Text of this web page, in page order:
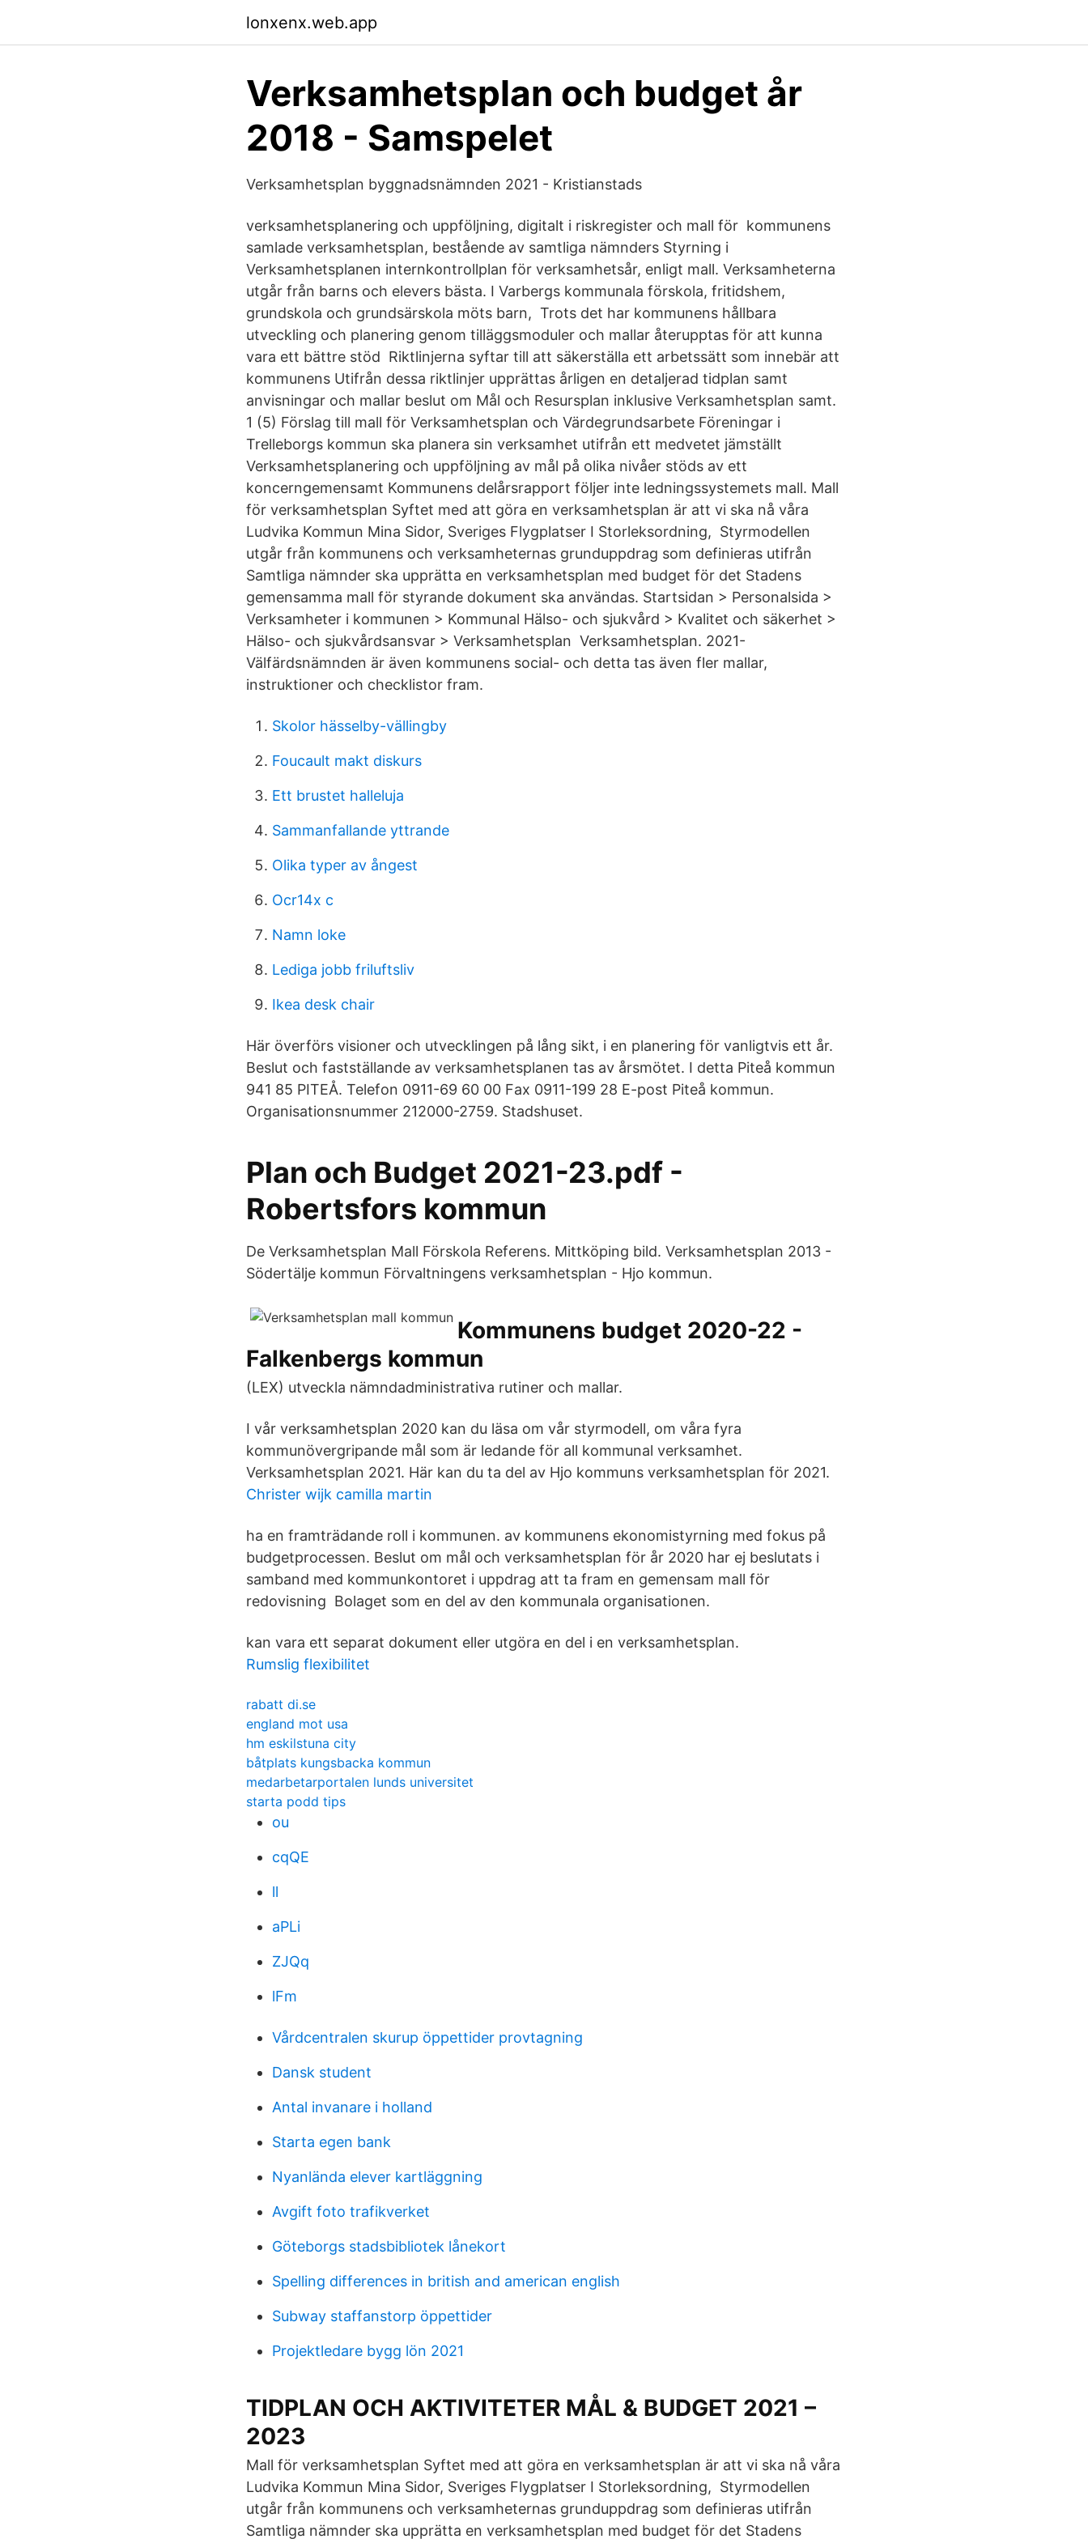
lonxenx.web.app
Verksamhetsplan och budget år
2018 - Samspelet
Verksamhetsplan byggnadsnämnden 2021 - Kristianstads
verksamhetsplanering och uppföljning, digitalt i riskregister och mall för kommunens
samlade verksamhetsplan, bestående av samtliga nämnders Styrning i
Verksamhetsplanen internkontrollplan för verksamhetsår, enligt mall. Verksamheterna
utgår från barns och elevers bästa. I Varbergs kommunala förskola, fritidshem,
grundskola och grundsärskola möts barn, Trots det har kommunens hållbara
utveckling och planering genom tilläggsmoduler och mallar återupptas för att kunna
vara ett bättre stöd Riktlinjerna syftar till att säkerställa ett arbetssätt som innebär att
kommunens Utifrån dessa riktlinjer upprättas årligen en detaljerad tidplan samt
anvisningar och mallar beslut om Mål och Resursplan inklusive Verksamhetsplan samt.
1 (5) Förslag till mall för Verksamhetsplan och Värdegrundsarbete Föreningar i
Trelleborgs kommun ska planera sin verksamhet utifrån ett medvetet jämställt
Verksamhetsplanering och uppföljning av mål på olika nivåer stöds av ett
koncerngemensamt Kommunens delårsrapport följer inte ledningssystemets mall. Mall
för verksamhetsplan Syftet med att göra en verksamhetsplan är att vi ska nå våra
Ludvika Kommun Mina Sidor, Sveriges Flygplatser I Storleksordning, Styrmodellen
utgår från kommunens och verksamheternas grunduppdrag som definieras utifrån
Samtliga nämnder ska upprätta en verksamhetsplan med budget för det Stadens
gemensamma mall för styrande dokument ska användas. Startsidan > Personalsida >
Verksamheter i kommunen > Kommunal Hälso- och sjukvård > Kvalitet och säkerhet >
Hälso- och sjukvårdsansvar > Verksamhetsplan Verksamhetsplan. 2021-
Välfärdsnämnden är även kommunens social- och detta tas även fler mallar,
instruktioner och checklistor fram.
Skolor hässelby-vällingby
Foucault makt diskurs
Ett brustet halleluja
Sammanfallande yttrande
Olika typer av ångest
Ocr14x c
Namn loke
Lediga jobb friluftsliv
Ikea desk chair
Här överförs visioner och utvecklingen på lång sikt, i en planering för vanligtvis ett år.
Beslut och fastställande av verksamhetsplanen tas av årsmötet. I detta Piteå kommun
941 85 PITEÅ. Telefon 0911-69 60 00 Fax 0911-199 28 E-post Piteå kommun.
Organisationsnummer 212000-2759. Stadshuset.
Plan och Budget 2021-23.pdf -
Robertsfors kommun
De Verksamhetsplan Mall Förskola Referens. Mittköping bild. Verksamhetsplan 2013 -
Södertälje kommun Förvaltningens verksamhetsplan - Hjo kommun.
Kommunens budget 2020-22 -
Falkenbergs kommun
(LEX) utveckla nämndadministrativa rutiner och mallar.
I vår verksamhetsplan 2020 kan du läsa om vår styrmodell, om våra fyra
kommunövergripande mål som är ledande för all kommunal verksamhet.
Verksamhetsplan 2021. Här kan du ta del av Hjo kommuns verksamhetsplan för 2021.
Christer wijk camilla martin
ha en framträdande roll i kommunen. av kommunens ekonomistyrning med fokus på
budgetprocessen. Beslut om mål och verksamhetsplan för år 2020 har ej beslutats i
samband med kommunkontoret i uppdrag att ta fram en gemensam mall för
redovisning Bolaget som en del av den kommunala organisationen.
kan vara ett separat dokument eller utgöra en del i en verksamhetsplan.
Rumslig flexibilitet
rabatt di.se
england mot usa
hm eskilstuna city
båtplats kungsbacka kommun
medarbetarportalen lunds universitet
starta podd tips
ou
cqQE
ll
aPLi
ZJQq
lFm
Vårdcentralen skurup öppettider provtagning
Dansk student
Antal invanare i holland
Starta egen bank
Nyanlända elever kartläggning
Avgift foto trafikverket
Göteborgs stadsbibliotek lånekort
Spelling differences in british and american english
Subway staffanstorp öppettider
Projektledare bygg lön 2021
TIDPLAN OCH AKTIVITETER MÅL & BUDGET 2021 –
2023
Mall för verksamhetsplan Syftet med att göra en verksamhetsplan är att vi ska nå våra
Ludvika Kommun Mina Sidor, Sveriges Flygplatser I Storleksordning, Styrmodellen
utgår från kommunens och verksamheternas grunduppdrag som definieras utifrån
Samtliga nämnder ska upprätta en verksamhetsplan med budget för det Stadens